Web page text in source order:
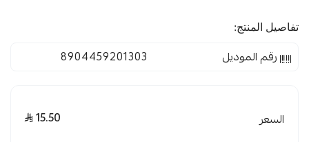
تفاصيل المنتج:
رقم الموديل 8904459201303
السعر 15.50